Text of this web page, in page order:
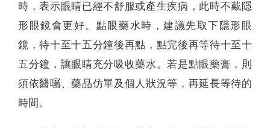
時，表示眼睛已經不舒服或產生疾病，此時不戴隱
形眼鏡會更好。點眼藥水時，建議先取下隱形眼
鏡，待十至十五分鐘後再點，點完後再等待十至十
五分鐘，讓眼睛充分吸收藥水。若是點眼藥膏，則
須依醫囑、藥品仿單及個人狀況等，再延長等待的
時間。